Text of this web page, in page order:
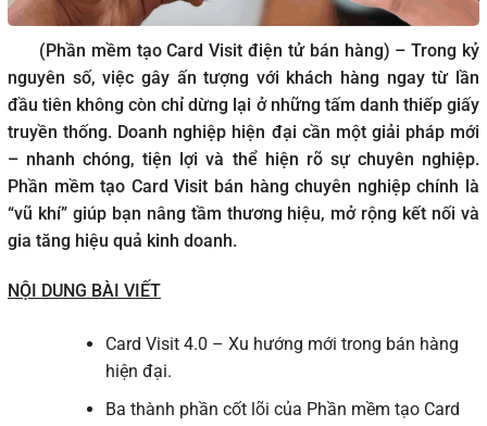
(Phần mềm tạo Card Visit điện tử bán hàng) – Trong kỷ
nguyên số, việc gây ấn tượng với khách hàng ngay từ lần
đầu tiên không còn chỉ dừng lại ở những tấm danh thiếp giấy
truyền thống. Doanh nghiệp hiện đại cần một giải pháp mới
– nhanh chóng, tiện lợi và thể hiện rõ sự chuyên nghiệp.
Phần mềm tạo Card Visit bán hàng chuyên nghiệp chính là
“vũ khí” giúp bạn nâng tầm thương hiệu, mở rộng kết nối và
gia tăng hiệu quả kinh doanh.
NỘI DUNG BÀI VIẾT
Card Visit 4.0 – Xu hướng mới trong bán hàng
hiện đại.
Ba thành phần cốt lõi của Phần mềm tạo Card